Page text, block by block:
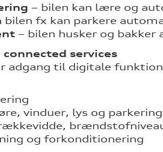
– bilen kan lære og
bilen fx kan parkere
– bilen husker og
services
adgang til digitale
vinduer, lys og
og forkonditionering